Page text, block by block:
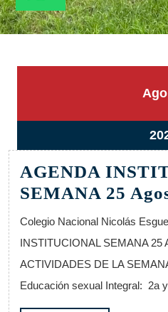
Ago
AGENDA
SEMANA 25
Colegio Nacional Nicolás
INSTITUCIONAL SEMANA 25
ACTIVIDADES DE LA
Educación sexual Integral: 2a